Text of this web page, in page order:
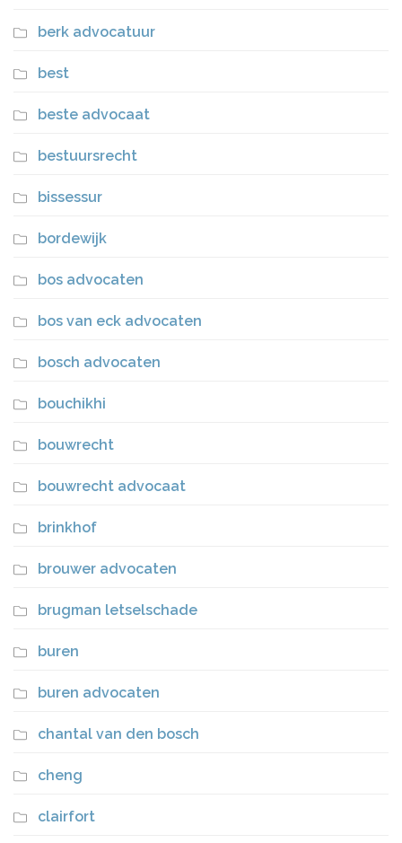
berk advocatuur
best
beste advocaat
bestuursrecht
bissessur
bordewijk
bos advocaten
bos van eck advocaten
bosch advocaten
bouchikhi
bouwrecht
bouwrecht advocaat
brinkhof
brouwer advocaten
brugman letselschade
buren
buren advocaten
chantal van den bosch
cheng
clairfort